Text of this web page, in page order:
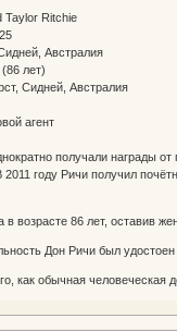
Taylor Ritchie
Австралия
лет)
Сидней, Австралия
агент
получали награды
2011 году Ричи получил
возрасте 86 лет, оставив
Дон Ричи был
как обычная человеческая